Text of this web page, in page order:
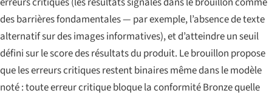
des barrières fondamentales — par exemple, l’absence de texte
alternatif sur des images informatives), et d’atteindre un seuil
défini sur le score des résultats du produit. Le brouillon propose
que les erreurs critiques restent binaires même dans le modèle
noté : toute erreur critique bloque la conformité Bronze quelle